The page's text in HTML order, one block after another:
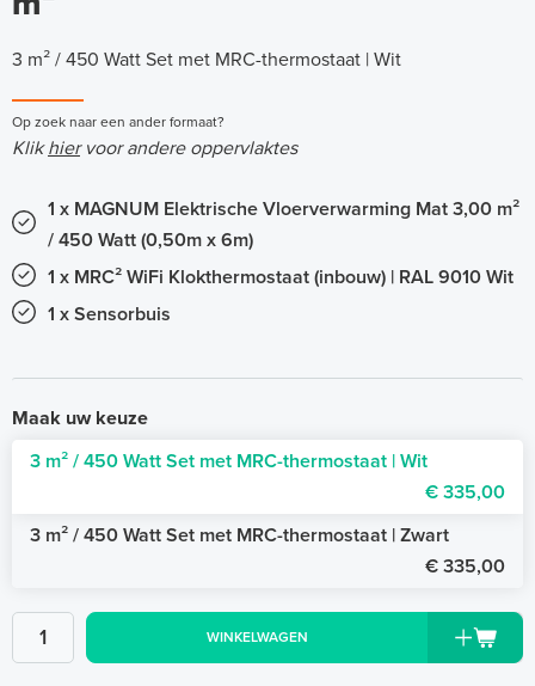
3 m² / 450 Watt Set met MRC-thermostaat | Wit
Op zoek naar een ander formaat?
Klikhiervoor andere oppervlaktes
1 x MAGNUM Elektrische Vloerverwarming Mat 3,00 m²
/ 450 Watt (0,50m x 6m)
1 x MRC² WiFi Klokthermostaat (inbouw) | RAL 9010 Wit
1 x Sensorbuis
Maak uw keuze
3 m² / 450 Watt Set met MRC-thermostaat | Wit
€ 335,00
3 m² / 450 Watt Set met MRC-thermostaat | Zwart
€ 335,00
WINKELWAGEN